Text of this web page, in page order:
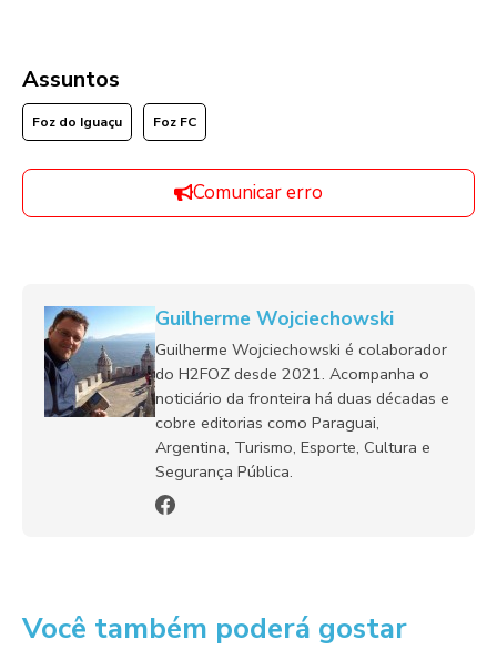
Assuntos
Foz do Iguaçu Foz FC
Comunicar erro
Guilherme Wojciechowski
Guilherme Wojciechowski é colaborador
do H2FOZ desde 2021. Acompanha o
noticiário da fronteira há duas décadas e
cobre editorias como Paraguai,
Argentina, Turismo, Esporte, Cultura e
Segurança Pública.
Você também poderá gostar